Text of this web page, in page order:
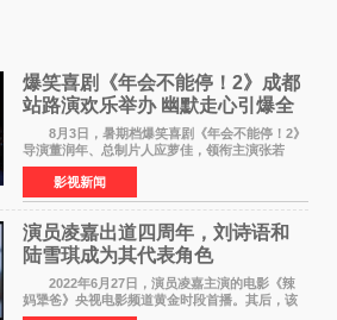
爆笑喜剧《年会不能停！2》成都
站路演欢乐举办 幽默走心引爆全
场共鸣
8月3日，暑期档爆笑喜剧《年会不能停！2》
导演董润年、总制片人应萝佳，领衔主演张若
昀、白客，惊喜出演庄达菲，特别主演孙艺洲，
特别出演田雨，友情出演欧阳奋强出席成都路
演，与观众近距离互
影视新闻
演员凌嘉出道四周年，刘诗语和
陆雪琪成为其代表角色
2022年6月27日，演员凌嘉主演的电影《辣
妈犟爸》央视电影频道黄金时段首播。其后，该
电影在央视电影频道多次复播（2022年8月10